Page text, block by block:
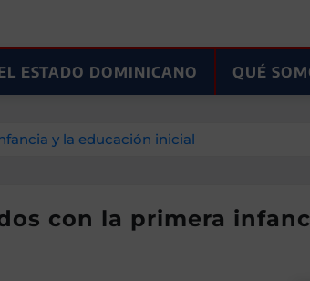
ESTADO DOMINICANO QUÉ
y la educación inicial
con la primera